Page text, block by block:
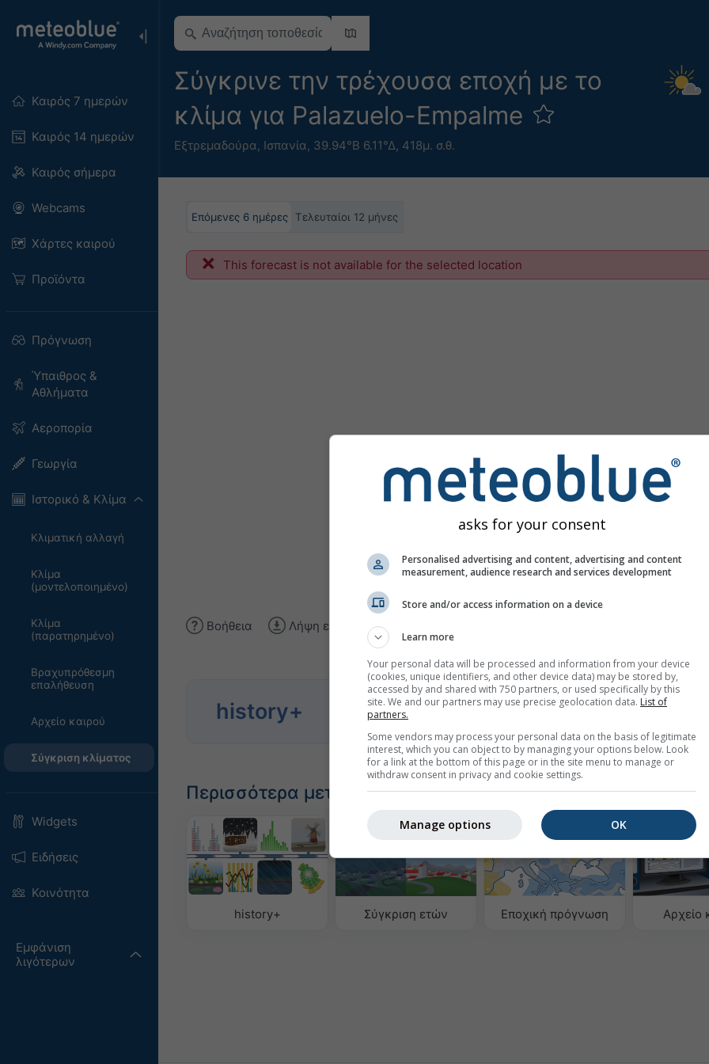
Καιρός 7 ημερών
Καιρός 14 ημερών
Καιρός σήμερα
Webcams
Χάρτες καιρού
Προϊόντα
Πρόγνωση
Ύπαιθρος &
Αθλήματα
Αεροπορία
Γεωργία
Ιστορικό & Κλίμα
Κλιματική αλλαγή
Κλίμα
(μοντελοποιημένο)
Κλίμα
(παρατηρημένο)
Βραχυπρόθεσμη
επαλήθευση
Αρχείο καιρού
Σύγκριση κλίματος
Widgets
Ειδήσεις
Κοινότητα
Εμφάνιση
λιγότερων
Σύγκρινε την τρέχουσα εποχή με το
κλίμα για Palazuelo-Empalme
Εξτρεμαδούρα, Ισπανία, 39.94°Β 6.11°Δ, 418μ. σ.θ.
Επόμενες 6 ημέρες Τελευταίοι 12 μήνες
This forecast is not available for the selected location
Βοήθεια Λήψη εικόνας
history+
Αναλύστε ιστορικά μετεωρολογικά δεδομένα από
το 1940
Try it for
Περισσότερα μετεωρολογικά δεδομένα
history+ Σύγκριση ετών Εποχική πρόγνωση Αρχείο
asks for your consent
Personalised advertising and content, advertising and content
measurement, audience research and services development
Store and/or access information on a device
Learn more
Your personal data will be processed and information from your device
(cookies, unique identifiers, and other device data) may be stored by,
accessed by and shared with 750 partners, or used specifically by this
site. We and our partners may use precise geolocation data. List of
partners.
Some vendors may process your personal data on the basis of legitimate
interest, which you can object to by managing your options below. Look
for a link at the bottom of this page or in the site menu to manage or
withdraw consent in privacy and cookie settings.
OK
Manage options